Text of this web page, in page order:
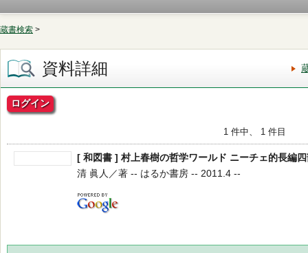
蔵書検索 >
資料詳細
ログイン
1 件中、 1 件目
[ 和図書 ] 村上春樹の哲学ワールド ニーチェ的長編
清 眞人／著 -- はるか書房 -- 2011.4 --